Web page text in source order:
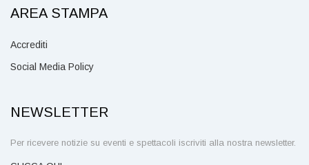
AREA STAMPA
Accrediti
Social Media Policy
NEWSLETTER
Per ricevere notizie su eventi e spettacoli iscriviti alla nostra newsletter.